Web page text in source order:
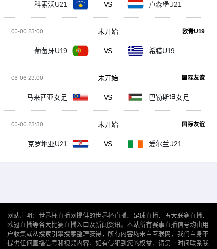
科索沃U21 VS 卢森堡U21
06-06 23:00 欧青U19
葡萄牙U19 VS 希腊U19
未开始
06-06 23:00 国际友谊
马来西亚女足 VS 巴勒斯坦女足
未开始
06-06 23:30 国际友谊
克罗地亚U21 VS 爱尔兰U21
未开始
网站声明：世界杯直播网提供的世界杯直播、足球直播、五大联赛直播、
欧冠直播等各大比赛直播入口及新闻资讯。本站所有赛事直播信号均由用
户收集或从搜索引擎搜索整理获得，所有内容均来自互联网，我们自身不
提供任何直播信号和视频内容，如有侵犯到您的权益，请第一时间联系我